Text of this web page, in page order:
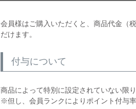
会員様はご購入いただくと、商品代金（
だけます。
付与について
商品によって特別に設定されていない限
※但し、会員ランクによりポイント付与率